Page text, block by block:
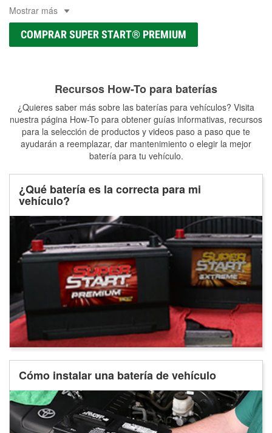
Mostrar más
COMPRAR SUPER START® PREMIUM
Recursos How-To para baterías
¿Quieres saber más sobre las baterías para vehículos? Visita
nuestra página How-To para obtener guías informativas, recursos
para la selección de productos y videos paso a paso que te
ayudarán a reemplazar, dar mantenimiento o elegir la mejor
batería para tu vehículo.
¿Qué batería es la correcta para mi
vehículo?
Cómo instalar una batería de vehículo